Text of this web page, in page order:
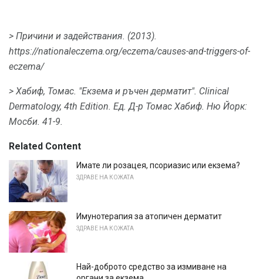
> Причини и задействания. (2013).
https://nationaleczema.org/eczema/causes-and-triggers-of-
eczema/
> Хабиф, Томас. "Екзема и ръчен дерматит". Clinical
Dermatology, 4th Edition. Ед. Д-р Томас Хабиф. Ню Йорк:
Мосби. 41-9.
Related Content
Имате ли розацея, псориазис или екзема?
ЗДРАВЕ НА КОЖАТА
Имунотерапия за атопичен дерматит
ЗДРАВЕ НА КОЖАТА
Най-доброто средство за измиване на